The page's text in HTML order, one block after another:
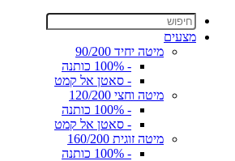
מצעים
מיטה יחיד 90/200
- 100% כותנה
- סאטן אל קמט
מיטה וחצי 120/200
- 100% כותנה
- סאטן אל קמט
מיטה זוגית 160/200
- 100% כותנה